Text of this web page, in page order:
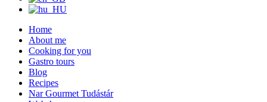
Home
About me
Cooking for you
Gastro tours
Blog
Recipes
Nar Gourmet Tudástár